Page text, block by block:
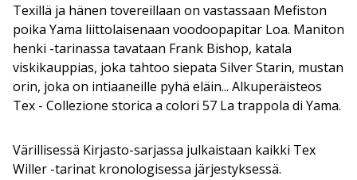
Texillä ja hänen tovereillaan on vastassaan Mefiston
poika Yama liittolaisenaan voodoopapitar Loa. Maniton
henki -tarinassa tavataan Frank Bishop, katala
viskikauppias, joka tahtoo siepata Silver Starin, mustan
orin, joka on intiaaneille pyhä eläin... Alkuperäisteos
Tex - Collezione storica a colori 57 La trappola di Yama.
Värillisessä Kirjasto-sarjassa julkaistaan kaikki Tex
Willer -tarinat kronologisessa järjestyksessä.